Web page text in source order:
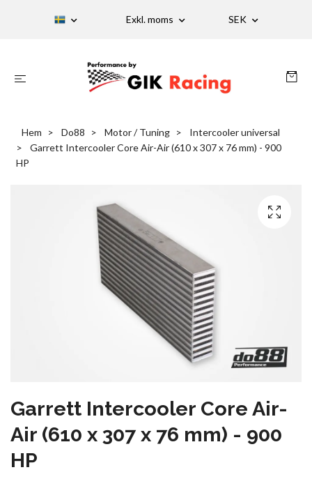
Exkl. moms SEK
Hem Do88 Motor / Tuning
Intercooler universal
Garrett Intercooler Core Air-Air (610 x 307 x 76 mm) - 900
HP
Garrett Intercooler Core Air-
Air (610 x 307 x 76 mm) - 900
HP